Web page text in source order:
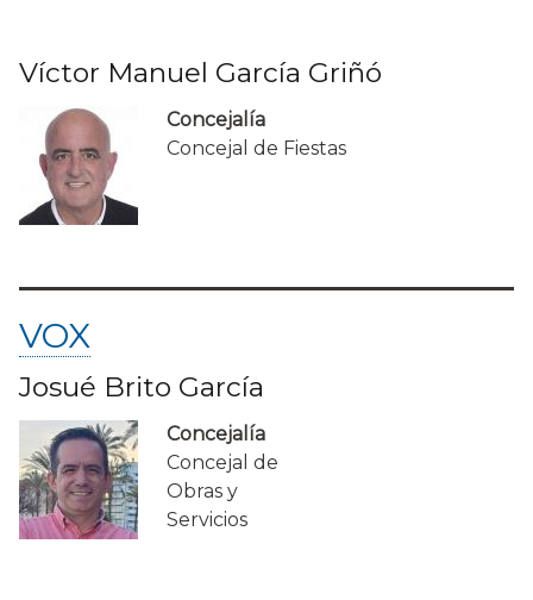
Víctor Manuel García Griñó
Concejalía
Concejal de Fiestas
VOX
Josué Brito García
Concejalía
Concejal de
Obras y
Servicios